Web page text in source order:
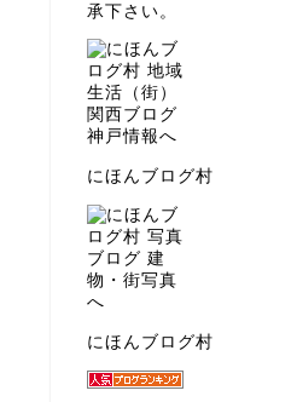
承下さい。
にほんブログ村
にほんブログ村